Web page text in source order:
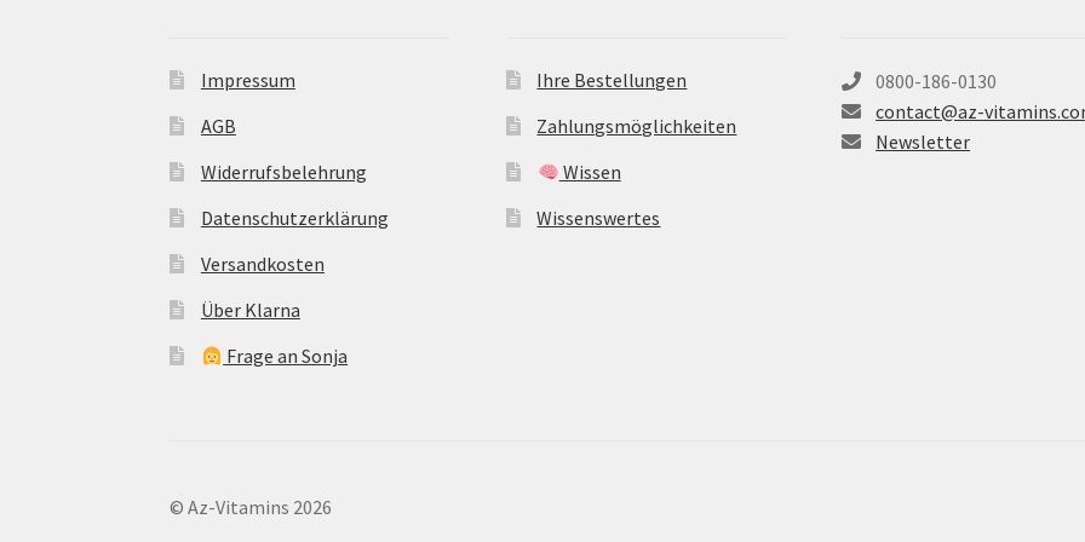
Impressum
AGB
Widerrufsbelehrung
Datenschutzerklärung
Versandkosten
Über Klarna
Frage an Sonja
Ihre Bestellungen
Zahlungsmöglichkeiten
Wissen
Wissenswertes
0800-186-0130
contact@az-
Newsletter
© Az-Vitamins 2026